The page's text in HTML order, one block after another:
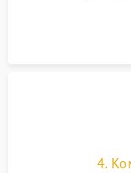
электромагнитного
от пыли,
4.